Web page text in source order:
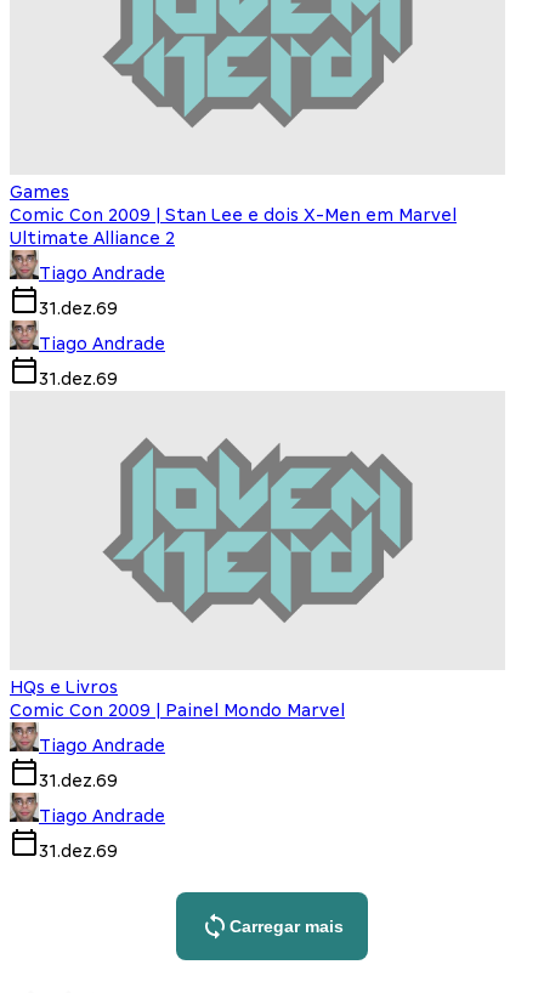
Games
Comic Con 2009 | Stan Lee e dois X-Men em Marvel
Ultimate Alliance 2
Tiago Andrade
31.dez.69
Tiago Andrade
31.dez.69
HQs e Livros
Comic Con 2009 | Painel Mondo Marvel
Tiago Andrade
31.dez.69
Tiago Andrade
31.dez.69
Carregar mais